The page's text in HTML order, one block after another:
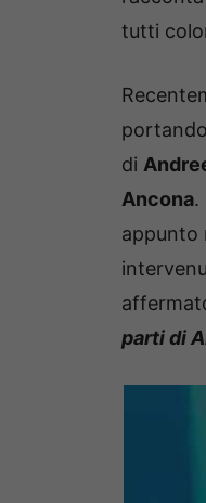
tutti
di
Ancona.
appunto
parti di